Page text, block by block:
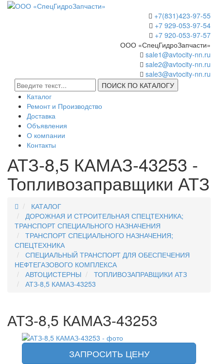
+7(831)423-97-55
+7 929-053-97-54
+7 920-053-97-57
ООО «СпецГидроЗапчасти»
sale1@avtocity-nn.ru
sale2@avtocity-nn.ru
sale3@avtocity-nn.ru
ПОИСК ПО КАТАЛОГУ
Каталог
Ремонт и Производство
Доставка
Объявления
О компании
Контакты
АТЗ-8,5 КАМАЗ-43253 -
Топливозаправщики АТЗ
КАТАЛОГ
ДОРОЖНАЯ И СТРОИТЕЛЬНАЯ СПЕЦТЕХНИКА;
ТРАНСПОРТ СПЕЦИАЛЬНОГО НАЗНАЧЕНИЯ
ТРАНСПОРТ СПЕЦИАЛЬНОГО НАЗНАЧЕНИЯ;
СПЕЦТЕХНИКА
СПЕЦИАЛЬНЫЙ ТРАНСПОРТ ДЛЯ ОБЕСПЕЧЕНИЯ
НЕФТЕГАЗОВОГО КОМПЛЕКСА
АВТОЦИСТЕРНЫ
ТОПЛИВОЗАПРАВЩИКИ АТЗ
АТЗ-8,5 КАМАЗ-43253
АТЗ-8,5 КАМАЗ-43253
ЗАПРОСИТЬ ЦЕНУ